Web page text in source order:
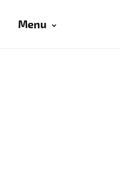
Menu